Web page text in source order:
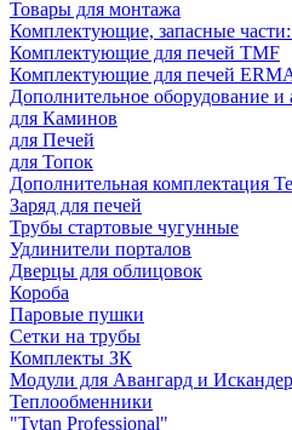
Товары для монтажа
Комплектующие, запасные
Комплектующие для печей TMF
Комплектующие для печей
Дополнительное оборудование
для Каминов
для Печей
для Топок
Дополнительная комплектация
Заряд для печей
Трубы стартовые чугунные
Удлинители порталов
Дверцы для облицовок
Короба
Паровые пушки
Сетки на трубы
Комплекты ЗК
Модули для Авангард и Искандер
Теплообменники
"Tytan Professional"